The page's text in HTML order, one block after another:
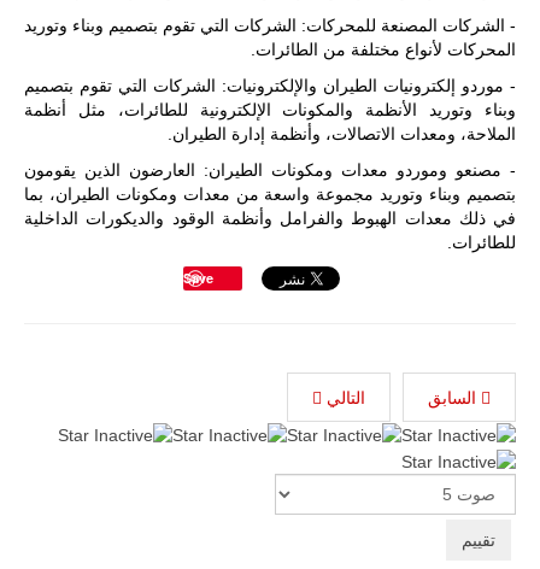
- الشركات المصنعة للمحركات: الشركات التي تقوم بتصميم وبناء وتوريد
المحركات لأنواع مختلفة من الطائرات.
- موردو إلكترونيات الطيران والإلكترونيات: الشركات التي تقوم بتصميم
وبناء وتوريد الأنظمة والمكونات الإلكترونية للطائرات، مثل أنظمة
الملاحة، ومعدات الاتصالات، وأنظمة إدارة الطيران.
- مصنعو وموردو معدات ومكونات الطيران: العارضون الذين يقومون
بتصميم وبناء وتوريد مجموعة واسعة من معدات ومكونات الطيران، بما
في ذلك معدات الهبوط والفرامل وأنظمة الوقود والديكورات الداخلية
للطائرات.
Save
السابق التالي
Rate